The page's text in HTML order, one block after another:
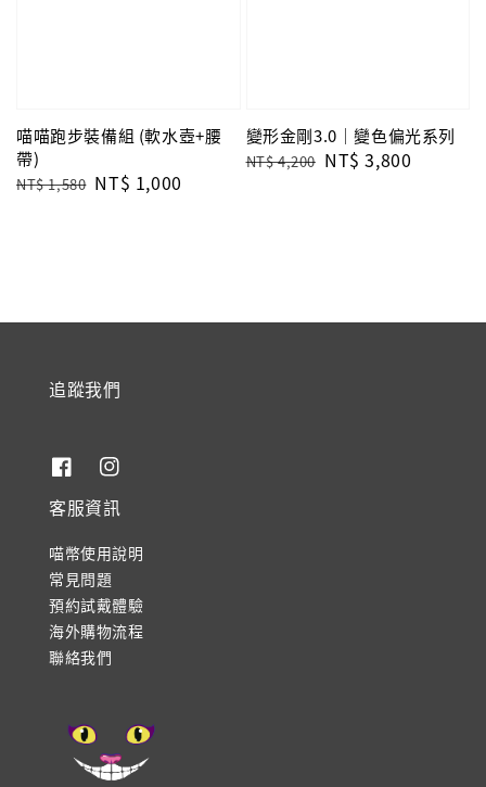
喵喵跑步裝備組 (軟水壺+腰
帶)
Regular
NT$ 1,580 Sale
NT$ 1,000
變形金剛3.0｜變色偏光系列
Regular
NT$ 4,200 Sale
NT$ 3,800
追蹤我們
客服資訊
喵幣使用說明
常見問題
預約試戴體驗
海外購物流程
聯絡我們